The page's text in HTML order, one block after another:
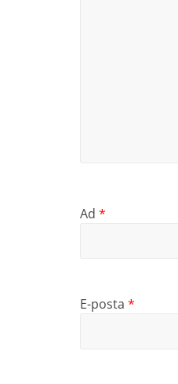
Ad *
E-posta *